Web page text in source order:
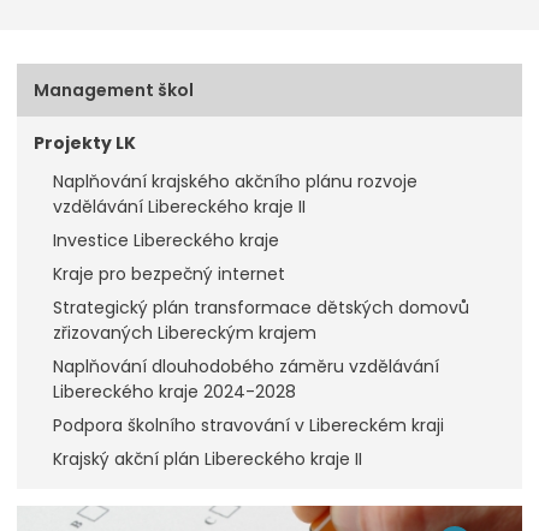
Management škol
Projekty LK
Naplňování krajského akčního plánu rozvoje
vzdělávání Libereckého kraje II
Investice Libereckého kraje
Kraje pro bezpečný internet
Strategický plán transformace dětských domovů
zřizovaných Libereckým krajem
Naplňování dlouhodobého záměru vzdělávání
Libereckého kraje 2024-2028
Podpora školního stravování v Libereckém kraji
Krajský akční plán Libereckého kraje II